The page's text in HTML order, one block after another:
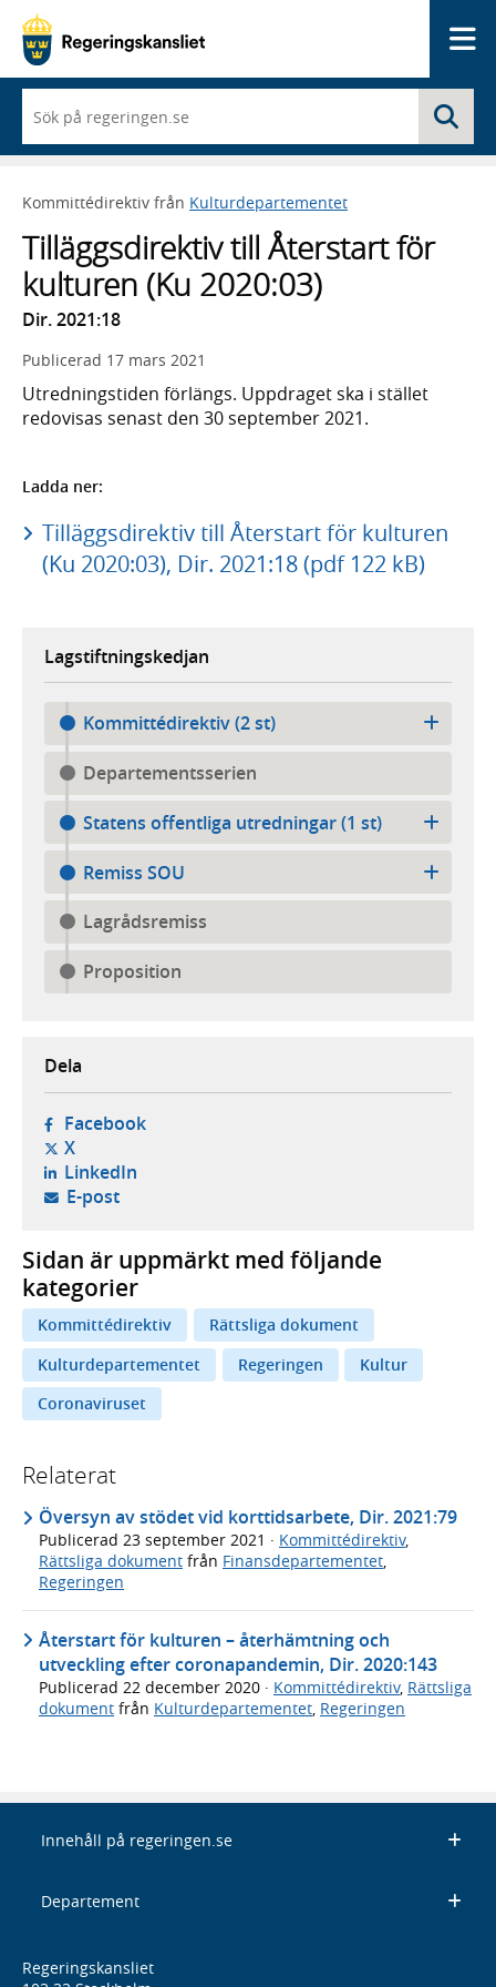
du
börjar
skriva
framträder
lista
med
sökförslag
Kommittédirektiv från Kulturdepartementet
Tilläggsdirektiv till Återstart för
kulturen (Ku 2020:03)
Dir. 2021:18
Publicerad 17 mars 2021
Utredningstiden förlängs. Uppdraget ska i stället
redovisas senast den 30 september 2021.
Ladda ner:
Tilläggsdirektiv till Återstart för kulturen
(Ku 2020:03), Dir. 2021:18 (pdf 122 kB)
Lagstiftningskedjan
Kommittédirektiv (2 st)
Departementsserien
Statens offentliga utredningar (1 st)
Remiss SOU
Lagrådsremiss
Proposition
Dela
Facebook- öppnas i ny flik, extern webbplats,
X- öppnas i ny flik, extern webbplats,
LinkedIn- öppnas i ny flik, extern webbplats,
E-post- öppnar din e-postklient,
Sidan är uppmärkt med följande
kategorier
Kommittédirektiv
Rättsliga dokument
Kulturdepartementet
Regeringen
Kultur
Coronaviruset
Relaterat
Översyn av stödet vid korttidsarbete, Dir. 2021:79
Publicerad 23 september 2021 · Kommittédirektiv,
Rättsliga dokument från Finansdepartementet,
Regeringen
Återstart för kulturen – återhämtning och
utveckling efter coronapandemin, Dir. 2020:143
Publicerad 22 december 2020 · Kommittédirektiv, Rättsliga
dokument från Kulturdepartementet, Regeringen
Innehåll på regeringen.se
Departement
Regeringskansliet